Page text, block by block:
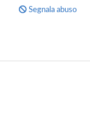
Segnala abuso